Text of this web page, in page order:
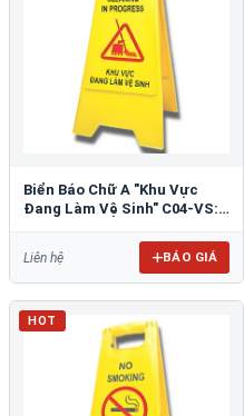
Biển Báo Chữ A "Khu Vực
Đang Làm Vệ Sinh" C04-VS:
Liên hệ BÁO GIÁ
HOT